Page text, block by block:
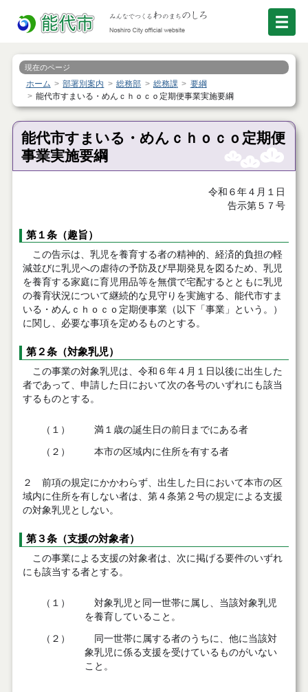
現在のページ
ホーム 部署別案内 総務部 総務課
要綱
能代市すまいる・めんｃｈｏｃｏ定期便事業実施要綱
能代市すまいる・めんｃｈｏｃｏ定期便
事業実施要綱
令和６年４月１日
告示第５７号
第１条（趣旨）
この告示は、乳児を養育する者の精神的、経済的負担の軽
減並びに乳児への虐待の予防及び早期発見を図るため、乳児
を養育する家庭に育児用品等を無償で宅配するとともに乳児
の養育状況について継続的な見守りを実施する、能代市すま
いる・めんｃｈｏｃｏ定期便事業（以下「事業」という。）
に関し、必要な事項を定めるものとする。
第２条（対象乳児）
この事業の対象乳児は、令和６年４月１日以後に出生した
者であって、申請した日において次の各号のいずれにも該当
するものとする。
（１） 満１歳の誕生日の前日までにある者
（２） 本市の区域内に住所を有する者
２ 前項の規定にかかわらず、出生した日において本市の区
域内に住所を有しない者は、第４条第２号の規定による支援
の対象乳児としない。
第３条（支援の対象者）
この事業による支援の対象者は、次に掲げる要件のいずれ
にも該当する者とする。
（１）
対象乳児と同一世帯に属し、当該対象乳児
を養育していること。
（２）
同一世帯に属する者のうちに、他に当該対
象乳児に係る支援を受けているものがいない
こと。